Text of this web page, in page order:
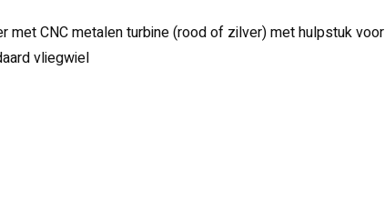
met CNC metalen turbine (rood of zilver) met hulpstuk voor
vliegwiel